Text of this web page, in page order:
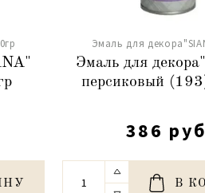
Эмаль для
Эмаль для
персиковый
386
В